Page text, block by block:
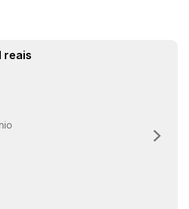
reais